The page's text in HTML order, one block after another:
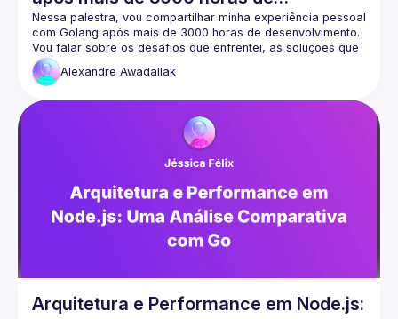
A NodeBR busca promover a disseminação do
conhecimento e a educação em JavaScript e Node.js,
contribuindo para o crescimento da comunidade de
desenvolvedores brasileiros. Se você é um entusiasta
dessas tecnologias ou está interessado em aprender mais
sobre elas, a NodeBR pode ser um excelente recurso para
se envolver e se conectar com outros profissionais da
https://nodebr.org/#/home
https://linktr.ee/nodebr
desenvolvimento
Nessa palestra, vou compartilhar minha experiência pessoal
com Golang após mais de 3000 horas de desenvolvimento.
Vou falar sobre os desafios que enfrentei, as soluções que
encontrei e as lições valiosas que aprendi ao longo do
Alexandre Awadallak
Arquitetura e Performance em Node.js: